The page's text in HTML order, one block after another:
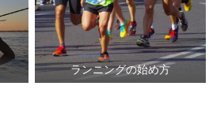
ランニングの始め方